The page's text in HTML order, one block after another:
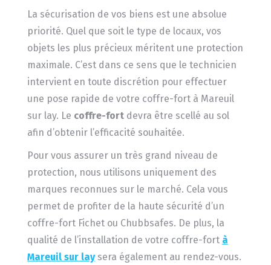
La sécurisation de vos biens est une absolue
priorité. Quel que soit le type de locaux, vos
objets les plus précieux méritent une protection
maximale. C’est dans ce sens que le technicien
intervient en toute discrétion pour effectuer
une pose rapide de votre coffre-fort à Mareuil
sur lay. Le coffre-fortdevra être scellé au sol
afin d’obtenir l’efficacité souhaitée.
Pour vous assurer un très grand niveau de
protection, nous utilisons uniquement des
marques reconnues sur le marché. Cela vous
permet de profiter de la haute sécurité d’un
coffre-fort Fichet ou Chubbsafes. De plus, la
qualité de l’installation de votre coffre-fort à
Mareuil sur lay sera également au rendez-vous.